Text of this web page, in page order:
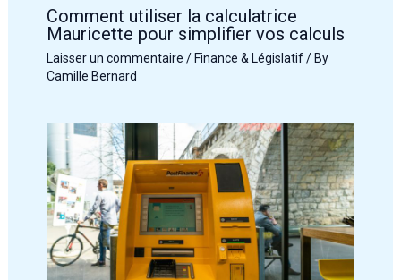
Comment utiliser la calculatrice
Mauricette pour simplifier vos calculs
Laisser un commentaire / Finance & Législatif/ By
Camille Bernard